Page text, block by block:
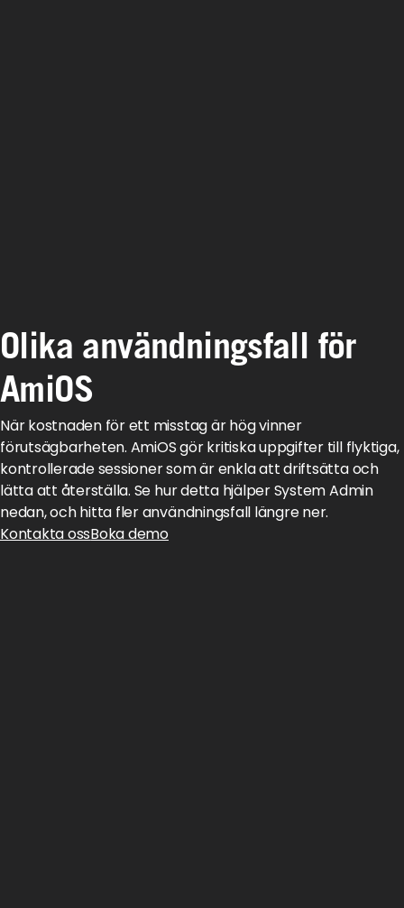
Olika användningsfall för
AmiOS
När kostnaden för ett misstag är hög vinner
förutsägbarheten. AmiOS gör kritiska uppgifter till flyktiga,
kontrollerade sessioner som är enkla att driftsätta och
lätta att återställa. Se hur detta hjälper System Admin
nedan, och hitta fler användningsfall längre ner.
Kontakta ossBoka demo